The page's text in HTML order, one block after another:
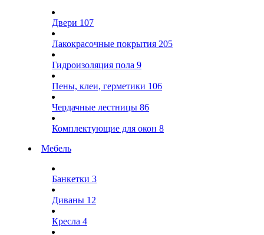
Двери 107
Лакокрасочные покрытия 205
Гидроизоляция пола 9
Пены, клеи, герметики 106
Чердачные лестницы 86
Комплектующие для окон 8
Мебель
Банкетки 3
Диваны 12
Кресла 4